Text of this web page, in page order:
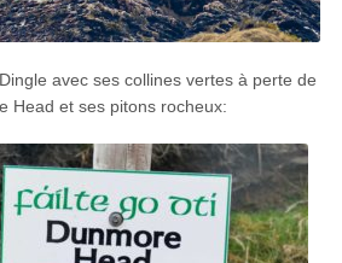
avec ses collines vertes à perte de
Head et ses pitons rocheux: